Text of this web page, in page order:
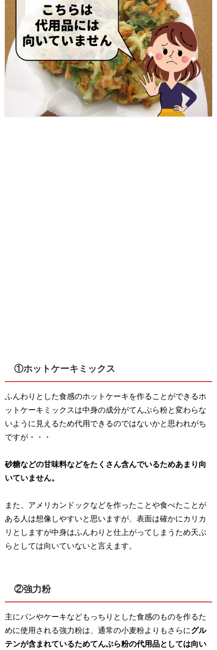
①ホットケーキミックス
ふんわりとした食感のホットケーキを作ることができるホ
ットケーキミックスは中身の成分がてんぷら粉と変わらな
いように見えるため代用できるのではないかと思われがち
ですが・・・
砂糖などの甘味料などをたくさん含んでいるためあまり向
いていません。
また、アメリカンドックなどを作ったことや食べたことが
ある人は想像しやすいと思いますが、表面は確かにカリカ
リとしますが中身はふんわりと仕上がってしまうため天ぷ
らとしては向いていないと言えます。
②強力粉
主にパンやケーキなどもっちりとした食感のものを作るた
めに使用される強力粉は、通常の小麦粉よりもさらにグル
テンが含まれているためてんぷら粉の代用品としては向い